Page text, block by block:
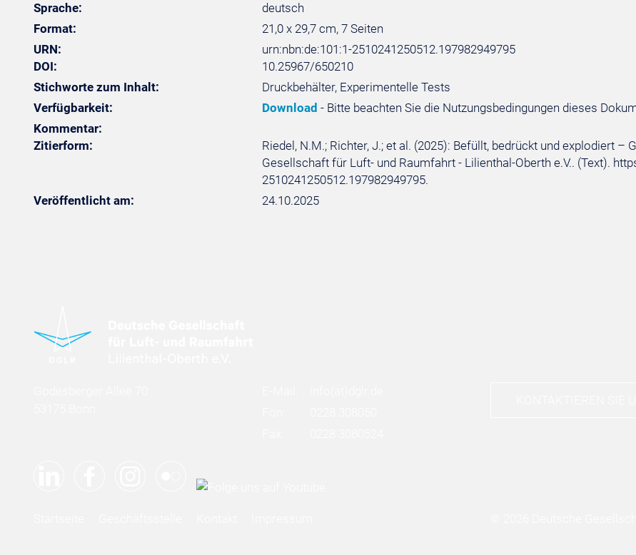
Sprache:
deutsch
Format:
21,0 x 29,7 cm, 7 Seiten
URN:
urn:nbn:de:101:1-2510241250512.197982949795
DOI:
10.25967/650210
Stichworte zum Inhalt:
Druckbehälter, Experimentelle Tests
Verfügbarkeit:
Download - Bitte beachten Sie die Nutzungsbedingungen dieses
Kommentar:
Zitierform:
Riedel, N.M.; Richter, J.; et al. (2025): Befüllt, bedrückt und explodiert
Gesellschaft für Luft- und Raumfahrt - Lilienthal-Oberth e.V.. (Text).
2510241250512.197982949795.
Veröffentlicht am:
24.10.2025